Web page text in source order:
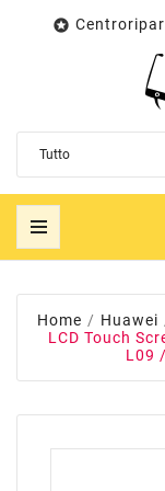

Home Huawei
LCD Touch
L09